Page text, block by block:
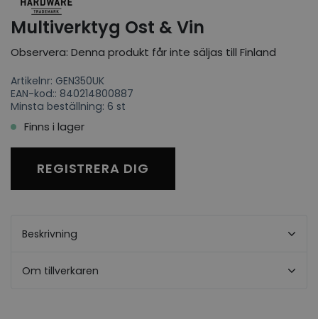
Multiverktyg Ost & Vin
Observera: Denna produkt får inte säljas till Finland
Artikelnr: GEN350UK
EAN-kod:: 840214800887
Minsta beställning: 6 st
Finns i lager
REGISTRERA DIG
Beskrivning
Om tillverkaren